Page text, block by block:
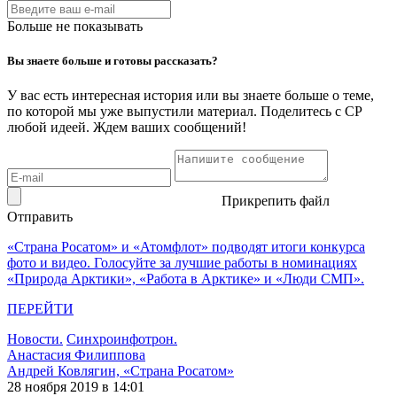
Больше не показывать
Вы знаете больше и готовы рассказать?
У вас есть интересная история или вы знаете больше о теме,
по которой мы уже выпустили материал. Поделитесь с СР
любой идеей. Ждем ваших сообщений!
Прикрепить файл
Отправить
«Страна Росатом» и «Атомфлот» подводят итоги конкурса
фото и видео. Голосуйте за лучшие работы в номинациях
«Природа Арктики», «Работа в Арктике» и «Люди СМП».
ПЕРЕЙТИ
Новости. Синхроинфотрон.
Анастасия Филиппова
Андрей Ковлягин, «Страна Росатом»
28 ноября 2019 в 14:01